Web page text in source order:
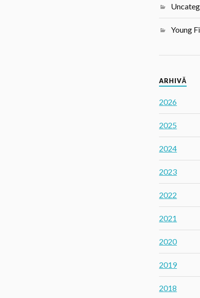
Young
ARHIVĂ
2026
2025
2024
2023
2022
2021
2020
2019
2018